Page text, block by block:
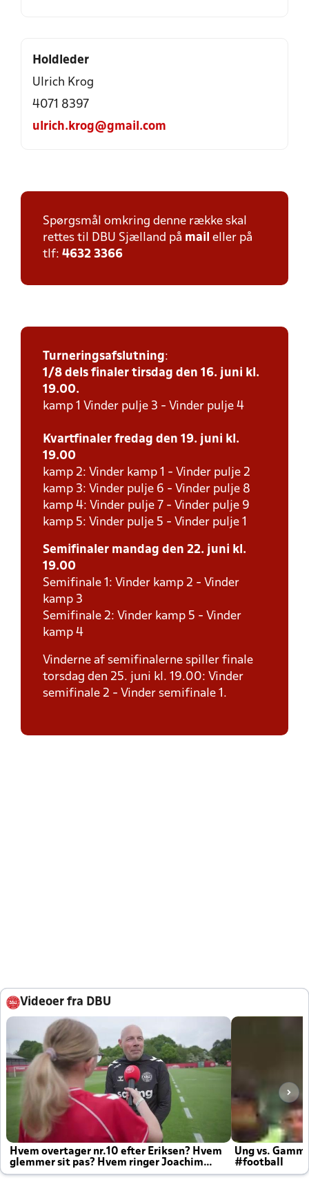
Holdleder
Ulrich Krog
4071 8397
ulrich.krog@gmail.com
Spørgsmål omkring denne række skal
rettes til DBU Sjælland på mail eller på
tlf: 4632 3366
Turneringsafslutning:
1/8 dels finaler tirsdag den 16. juni kl.
19.00.
kamp 1 Vinder pulje 3 - Vinder pulje 4
Kvartfinaler fredag den 19. juni kl.
19.00
kamp 2: Vinder kamp 1 - Vinder pulje 2
kamp 3: Vinder pulje 6 - Vinder pulje 8
kamp 4: Vinder pulje 7 - Vinder pulje 9
kamp 5: Vinder pulje 5 - Vinder pulje 1
Semifinaler mandag den 22. juni kl.
19.00
Semifinale 1: Vinder kamp 2 - Vinder
kamp 3
Semifinale 2: Vinder kamp 5 - Vinder
kamp 4
Vinderne af semifinalerne spiller finale
torsdag den 25. juni kl. 19.00: Vinder
semifinale 2 - Vinder semifinale 1.
Videoer fra DBU
Hvem overtager nr.10 efter Eriksen? Hvem
glemmer sit pas? Hvem ringer Joachim
altid til efter kampe?
Ung vs.
#football